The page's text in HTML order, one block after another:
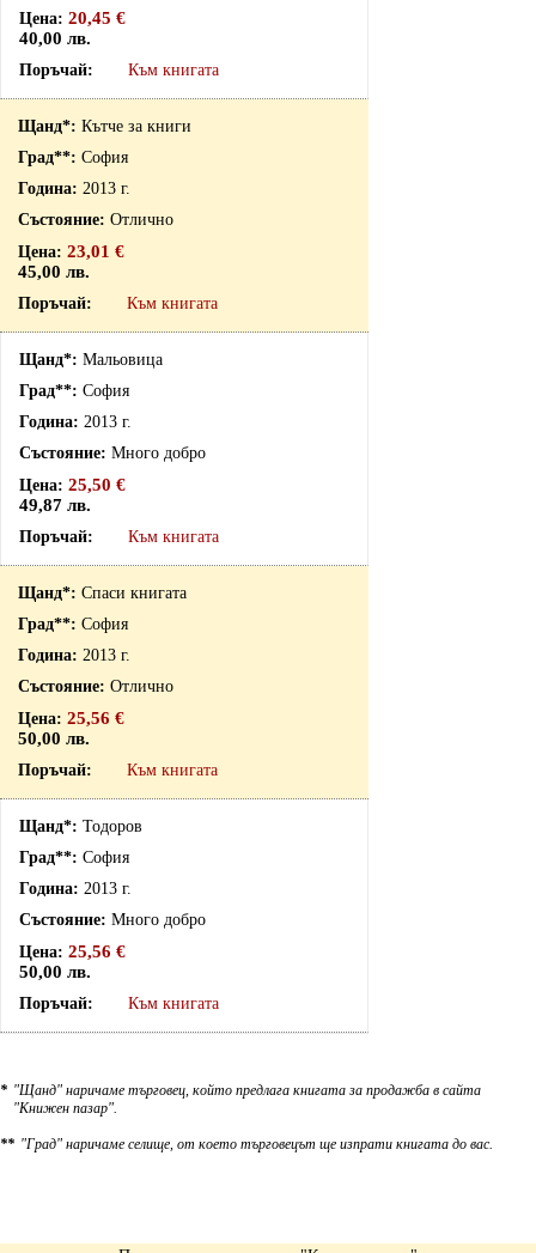
20,45 €
40,00 лв.
Към книгата
Кътче за книги
София
2013 г.
Отлично
23,01 €
45,00 лв.
Към книгата
Мальовица
София
2013 г.
Много добро
25,50 €
49,87 лв.
Към книгата
Спаси книгата
София
2013 г.
Отлично
25,56 €
50,00 лв.
Към книгата
Тодоров
София
2013 г.
Много добро
25,56 €
50,00 лв.
Към книгата
* "Щанд" наричаме търговец, който предлага книгата за продажба в сайта
"Книжен пазар".
** "Град" наричаме селище, от което търговецът ще изпрати книгата до вас.